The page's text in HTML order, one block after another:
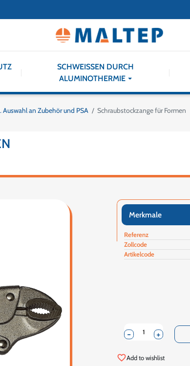
SCHWEISSEN DURCH
ALUMINOTHERMIE
Auswahl an Zubehör und PSA Schraubstockzange für Formen
Merkmale
Referenz
Zollcode
Artikelcode
+
-
favorite_borderAdd to wishlist